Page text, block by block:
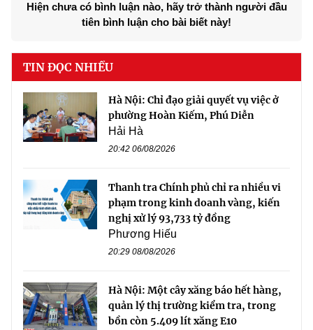
Hiện chưa có bình luận nào, hãy trở thành người đầu
tiên bình luận cho bài biết này!
TIN ĐỌC NHIỀU
Hà Nội: Chỉ đạo giải quyết vụ việc ở
phường Hoàn Kiếm, Phú Diễn
Hải Hà
20:42 06/08/2026
Thanh tra Chính phủ chỉ ra nhiều vi
phạm trong kinh doanh vàng, kiến
nghị xử lý 93,733 tỷ đồng
Phương Hiếu
20:29 08/08/2026
Hà Nội: Một cây xăng báo hết hàng,
quản lý thị trường kiểm tra, trong
bồn còn 5.409 lít xăng E10